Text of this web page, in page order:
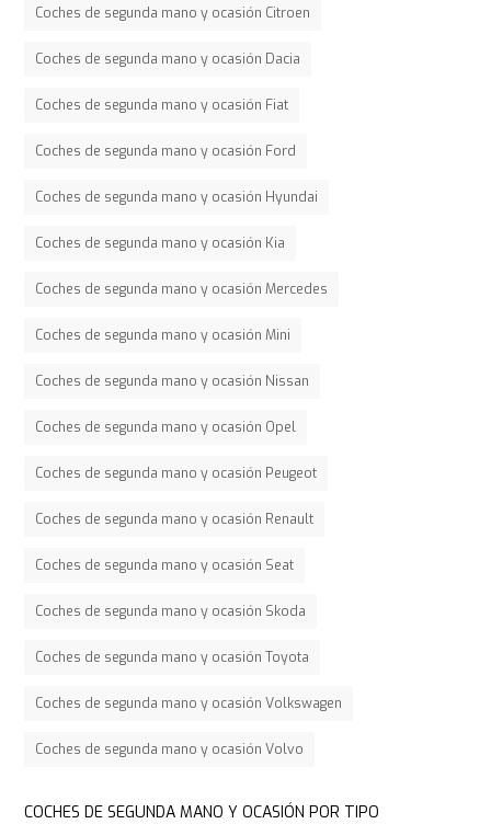
Coches de segunda mano y ocasión Citroen
Coches de segunda mano y ocasión Dacia
Coches de segunda mano y ocasión Fiat
Coches de segunda mano y ocasión Ford
Coches de segunda mano y ocasión Hyundai
Coches de segunda mano y ocasión Kia
Coches de segunda mano y ocasión Mercedes
Coches de segunda mano y ocasión Mini
Coches de segunda mano y ocasión Nissan
Coches de segunda mano y ocasión Opel
Coches de segunda mano y ocasión Peugeot
Coches de segunda mano y ocasión Renault
Coches de segunda mano y ocasión Seat
Coches de segunda mano y ocasión Skoda
Coches de segunda mano y ocasión Toyota
Coches de segunda mano y ocasión Volkswagen
Coches de segunda mano y ocasión Volvo
COCHES DE SEGUNDA MANO Y OCASIÓN POR TIPO